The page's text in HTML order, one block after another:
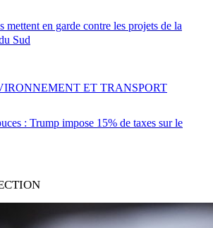
mettent en garde contre les projets de la
Sud
: Trump impose 15% de taxes sur le
ET TRANSPORT